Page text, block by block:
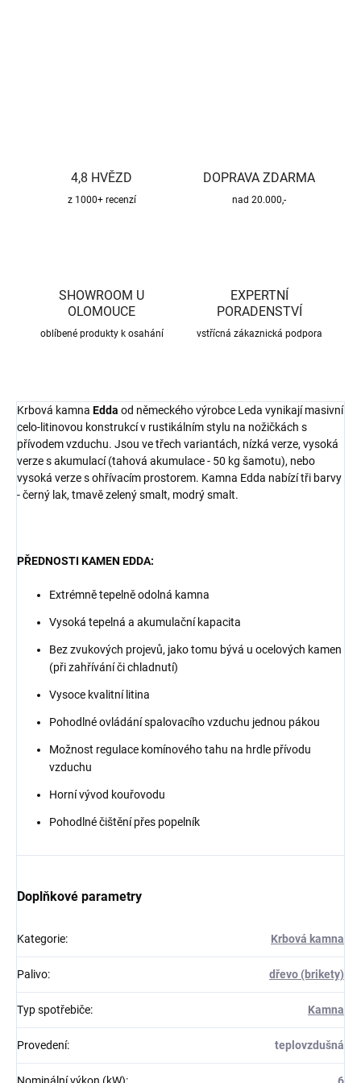
4,8 HVĚZD
z 1000+ recenzí
DOPRAVA ZDARMA
nad 20.000,-
SHOWROOM U
OLOMOUCE
oblíbené produkty k osahání
EXPERTNÍ
PORADENSTVÍ
vstřícná zákaznická podpora
Krbová kamna Edda od německého výrobce Leda vynikají masivní
celo-litinovou konstrukcí v rustikálním stylu na nožičkách s
přívodem vzduchu. Jsou ve třech variantách, nízká verze, vysoká
verze s akumulací (tahová akumulace - 50 kg šamotu), nebo
vysoká verze s ohřívacím prostorem. Kamna Edda nabízí tři barvy
- černý lak, tmavě zelený smalt, modrý smalt.
PŘEDNOSTI KAMEN EDDA:
Extrémně tepelně odolná kamna
Vysoká tepelná a akumulační kapacita
Bez zvukových projevů, jako tomu bývá u ocelových kamen
(při zahřívání či chladnutí)
Vysoce kvalitní litina
Pohodlné ovládání spalovacího vzduchu jednou pákou
Možnost regulace komínového tahu na hrdle přívodu
vzduchu
Horní vývod kouřovodu
Pohodlné čištění přes popelník
Doplňkové parametry
Kategorie: Krbová kamna
Palivo: dřevo (brikety)
Typ spotřebiče: Kamna
Provedení: teplovzdušná